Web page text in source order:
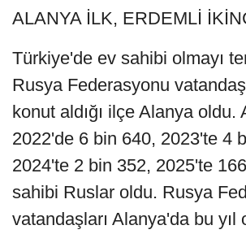
ALANYA İLK, ERDEMLİ
Türkiye'de ev sahibi olmayı
Rusya Federasyonu
konut aldığı ilçe Alanya oldu.
2022'de 6 bin 640, 2023'te 4
2024'te 2 bin 352, 2025'te
sahibi Ruslar oldu. Rusya
vatandaşları Alanya'da bu yıl